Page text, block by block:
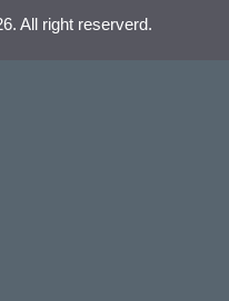
All right reserverd.